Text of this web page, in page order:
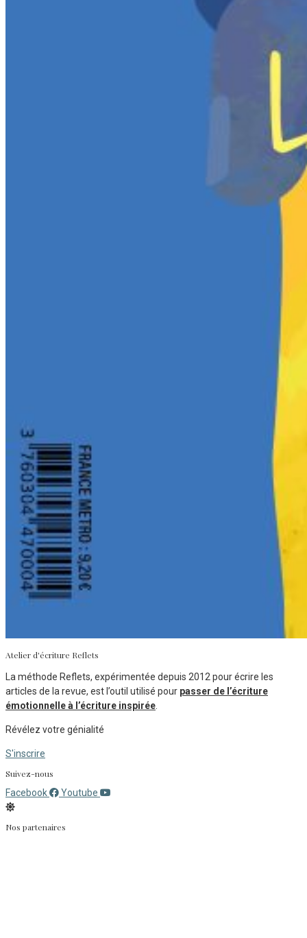
Atelier d'écriture Reflets
La méthode Reflets, expérimentée depuis 2012 pour écrire les
articles de la revue, est l’outil utilisé pour passer de l’écriture
émotionnelle à l’écriture inspirée.
Révélez votre génialité
S'inscrire
Suivez-nous
Facebook
Youtube
Nos partenaires